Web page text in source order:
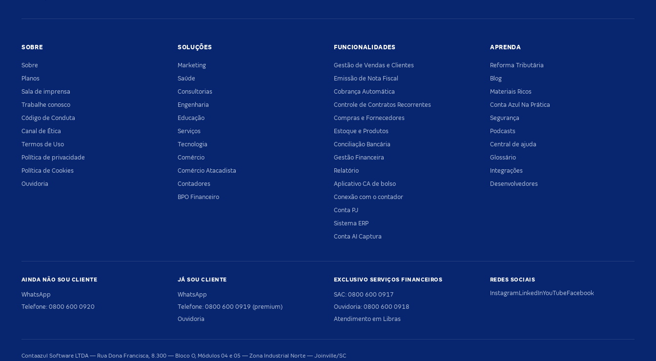
SOBRE
Sobre
Planos
Sala de imprensa
Trabalhe conosco
Código de Conduta
Canal de Ética
Termos de Uso
Política de privacidade
Política de Cookies
Ouvidoria
SOLUÇÕES
Marketing
Saúde
Consultorias
Engenharia
Educação
Serviços
Tecnologia
Comércio
Comércio Atacadista
Contadores
BPO Financeiro
FUNCIONALIDADES
Gestão de Vendas e Clientes
Emissão de Nota Fiscal
Cobrança Automática
Controle de Contratos Recorrentes
Compras e Fornecedores
Estoque e Produtos
Conciliação Bancária
Gestão Financeira
Relatório
Aplicativo CA de bolso
Conexão com o contador
Conta PJ
Sistema ERP
Conta AI Captura
APRENDA
Reforma Tributária
Blog
Materiais Ricos
Conta Azul Na Prática
Segurança
Podcasts
Central de ajuda
Glossário
Integrações
Desenvolvedores
AINDA NÃO SOU CLIENTE
WhatsApp
Telefone: 0800 600 0920
JÁ SOU CLIENTE
WhatsApp
Telefone: 0800 600 0919 (premium)
Ouvidoria
EXCLUSIVO SERVIÇOS FINANCEIROS
SAC: 0800 600 0917
Ouvidoria: 0800 600 0918
Atendimento em Libras
REDES SOCIAIS
InstagramLinkedInYouTubeFacebook
Contaazul Software LTDA — Rua Dona Francisca, 8.300 — Bloco O, Módulos 04 e 05 — Zona Industrial Norte — Joinville/SC